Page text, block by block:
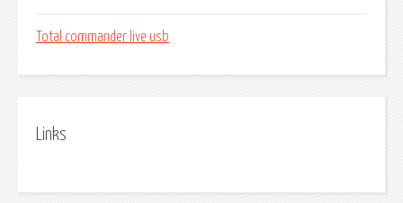
Total commander live usb
Links